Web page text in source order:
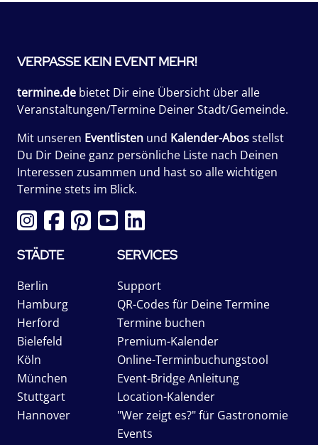
VERPASSE KEIN EVENT MEHR!
termine.de bietet Dir eine Übersicht über alle
Veranstaltungen/Termine Deiner Stadt/Gemeinde.
Mit unseren Eventlisten und Kalender-Abosstellst
Du Dir Deine ganz persönliche Liste nach Deinen
Interessen zusammen und hast so alle wichtigen
Termine stets im Blick.
STÄDTE
Berlin
Hamburg
Herford
Bielefeld
Köln
München
Stuttgart
Hannover
SERVICES
Support
QR-Codes für Deine Termine
Termine buchen
Premium-Kalender
Online-Terminbuchungstool
Event-Bridge Anleitung
Location-Kalender
"Wer zeigt es?" für Gastronomie
Events